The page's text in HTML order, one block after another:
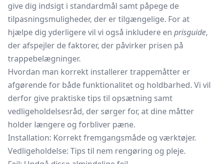
give dig indsigt i standardmål samt påpege de
tilpasningsmuligheder, der er tilgængelige. For at
hjælpe dig yderligere vil vi også inkludere en prisguide,
der afspejler de faktorer, der påvirker prisen på
trappebelægninger.
Hvordan man korrekt installerer trappemåtter er
afgørende for både funktionalitet og holdbarhed. Vi vil
derfor give praktiske tips til opsætning samt
vedligeholdelsesråd, der sørger for, at dine måtter
holder længere og forbliver pæne.
Installation: Korrekt fremgangsmåde og værktøjer.
Vedligeholdelse: Tips til nem rengøring og pleje.